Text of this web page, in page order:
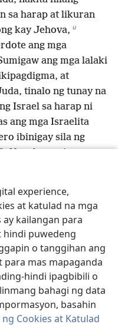
experience,
at katulad na mga
kailangan para
hindi puwedeng
o tanggihan ang
mas mapaganda
hindi ipagbibili o
bahagi ng data
basahin
Cookies at Katulad
sa harap at likuran
kay Jehova, u
ang mga
ang mga lalaki
at
tinalo ng tunay na
Israel sa harap ni
ang mga Israelita
ibinigay sila ng
Napakaraming
umabot sa
lalaki ng Israel,
dahil nagtiwala
*
ninuno nila. v
Jeroboam at
nito, ang Bethel
at
* ang Jesana at ang
Efrain x at ang
hindi na nabawi ni
noong panahon ni